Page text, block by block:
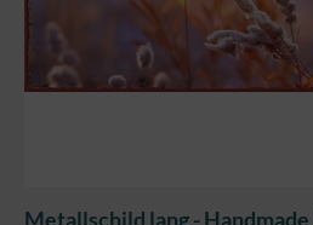
Metallschild lang - Handmade